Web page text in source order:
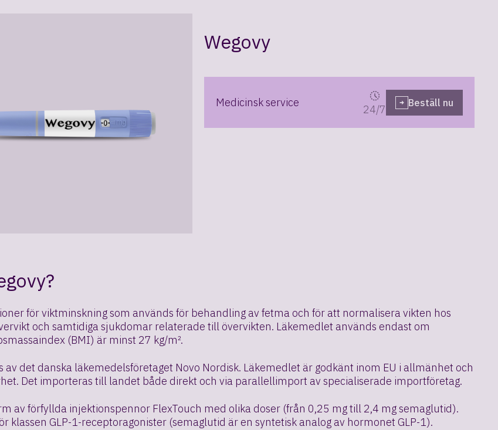
Wegovy
Medicinsk service
24/7
Beställ nu
för viktminskning som används för behandling av fetma och för att normalisera vikten hos
och samtidiga sjukdomar relaterade till övervikten. Läkemedlet används endast om
(BMI) är minst 27 kg/m².
av det danska läkemedelsföretaget Novo Nordisk. Läkemedlet är godkänt inom EU i allmänhet och
Det importeras till landet både direkt och via parallellimport av specialiserade importföretag.
av förfyllda injektionspennor FlexTouch med olika doser (från 0,25 mg till 2,4 mg semaglutid).
klassen GLP-1-receptoragonister (semaglutid är en syntetisk analog av hormonet GLP-1).